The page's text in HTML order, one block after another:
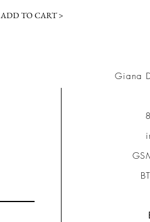
ADD TO CART >
Giana